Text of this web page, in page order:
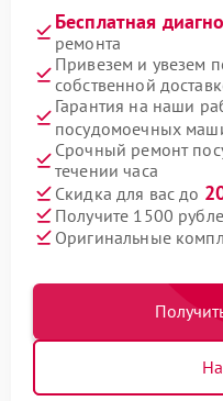
Бесплатная
ремонта
Привезем и увезем
собственной
Гарантия на наши
посудомоечных
Срочный ремонт
течении часа
Скидка для вас до
Получите 1500
Оригинальные